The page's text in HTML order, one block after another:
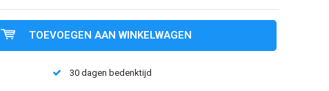
TOEVOEGEN AAN WINKELWAGEN
30 dagen bedenktijd